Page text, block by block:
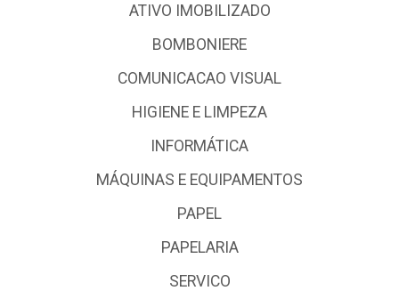
ATIVO IMOBILIZADO
BOMBONIERE
COMUNICACAO VISUAL
HIGIENE E LIMPEZA
INFORMÁTICA
MÁQUINAS E EQUIPAMENTOS
PAPEL
PAPELARIA
SERVICO